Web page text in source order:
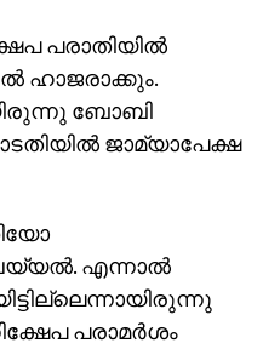
പരാതിയില്‍
ഹാജരാക്കും.
ബോബി
ജാമ്യാപേക്ഷ
എന്നാല്‍
പരാമര്‍ശം